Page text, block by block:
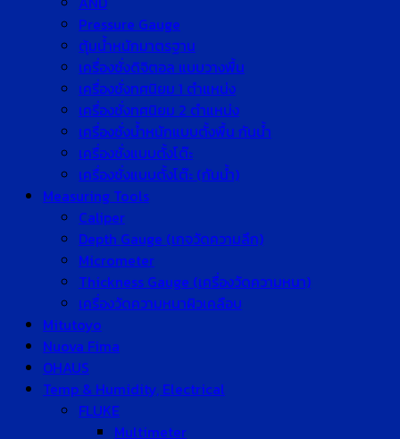
Pressure Gauge
ตุ้มน้ำหนักมาตรฐาน
เครื่องชั่งดิจิตอล แบบวางพื้น
เครื่องชั่งทศนิยม 1 ตำแหน่ง
เครื่องชั่งทศนิยม 2 ตำแหน่ง
เครื่องชั่งน้ำหนักแบบตั้งพื้น กันน้ำ
เครื่องชั่งแบบตั้งโต๊ะ
เครื่องชั่งแบบตั้งโต๊ะ (กันน้ำ)
Measuring Tools
Caliper
Depth Gauge (เกจวัดความลึก)
Micrometer
Thickness Gauge (เครื่องวัดความหนา)
เครื่องวัดความหนาผิวเคลือบ
Mitutoyo
Nuova Fima
OHAUS
Temp & Humidity, Electrical
FLUKE
Multimeter